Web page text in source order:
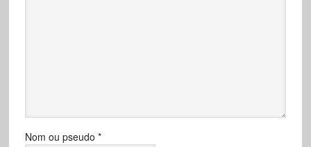
Nom ou pseudo *